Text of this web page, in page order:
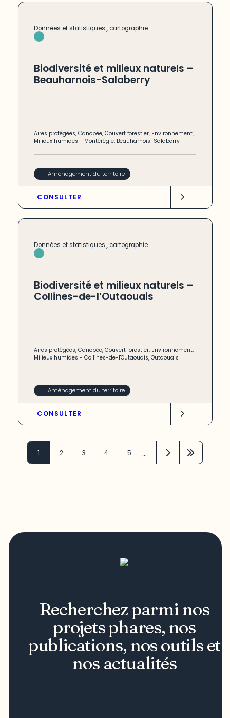
Données et statistiques, cartographie
Biodiversité et milieux naturels –
Beauharnois-Salaberry
Aires protégées,Canopée,Couvert forestier, Environnement,
Milieux humides - Montérégie, Beauharnois-Salaberry
Aménagement du territoire
CONSULTER
Données et statistiques, cartographie
Biodiversité et milieux naturels –
Collines-de-l’Outaouais
Aires protégées,Canopée,Couvert forestier, Environnement,
Milieux humides -Collines-de-l'Outaouais,Outaouais
Aménagement du territoire
CONSULTER
1 2 3 4 5 …
Recherchez parmi nos
projets phares, nos
publications, nos outils et
nos actualités